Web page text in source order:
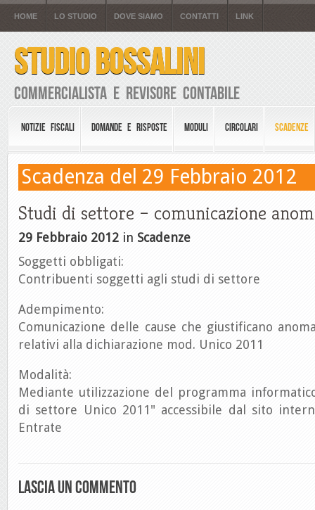
HOME LO STUDIO DOVE SIAMO CONTATTI LINK
STUDIO BOSSALINI
Commercialista e Revisore Contabile
NOTIZIE FISCALI DOMANDE E RISPOSTE MODULI CIRCOLARI SCADENZE
Scadenza del 29 Febbraio 2012
Studi di settore – comunicazione
29 Febbraio 2012 in Scadenze
Soggetti obbligati:
Contribuenti soggetti agli studi di settore
Adempimento:
Comunicazione delle cause che giustificano
relativi alla dichiarazione mod. Unico 2011
Modalità:
Mediante utilizzazione del programma
di settore Unico 2011" accessibile dal sito
Entrate
Lascia un commento